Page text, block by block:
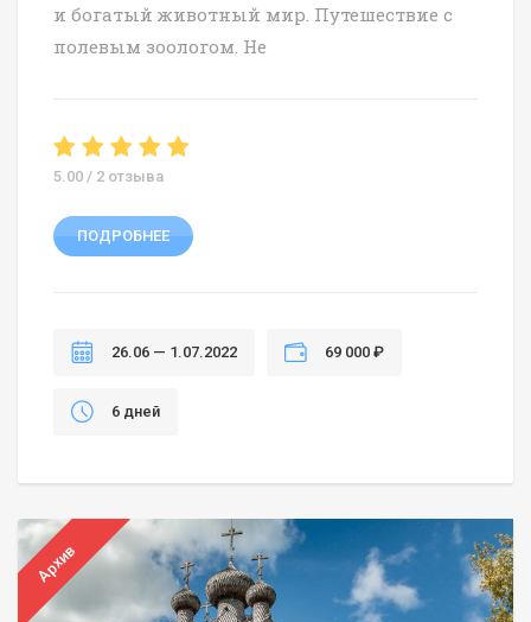
и богатый животный мир. Путешествие с
полевым зоологом. Не
5.00 / 2 отзыва
ПОДРОБНЕЕ
26.06 — 1.07.2022 69 000 ₽
6 дней
Архив